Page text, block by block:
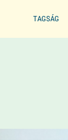
TAGSÁG
BELÉPÉS /